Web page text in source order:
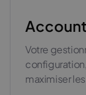
Votre
maximiser